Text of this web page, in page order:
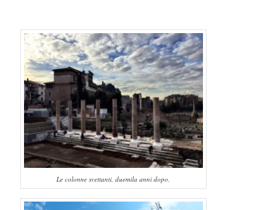
Le colonne svettanti, duemila anni dopo.